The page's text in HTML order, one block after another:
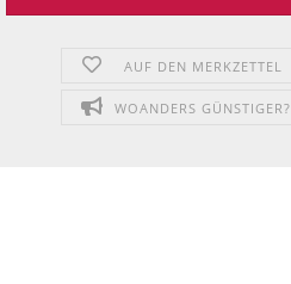
AUF DEN MERKZETTEL
WOANDERS GÜNSTIGER?